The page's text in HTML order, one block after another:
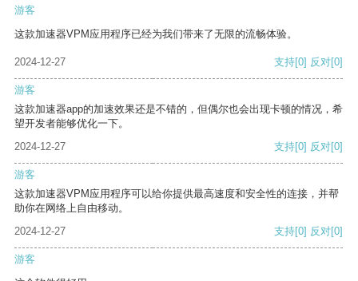
游客
这款加速器VPM应用程序已经为我们带来了无限的流畅体验。
2024-12-27 支持[0] 反对[0]
游客
这款加速器app的加速效果还是不错的，但偶尔也会出现卡顿的情况，希
望开发者能够优化一下。
2024-12-27
支持[0] 反对[0]
游客
这款加速器VPM应用程序可以给你提供最高速度和安全性的连接，并帮
助你在网络上自由移动。
2024-12-27
支持[0] 反对[0]
游客